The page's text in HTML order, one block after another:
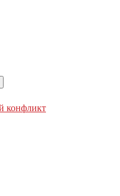
конфликт